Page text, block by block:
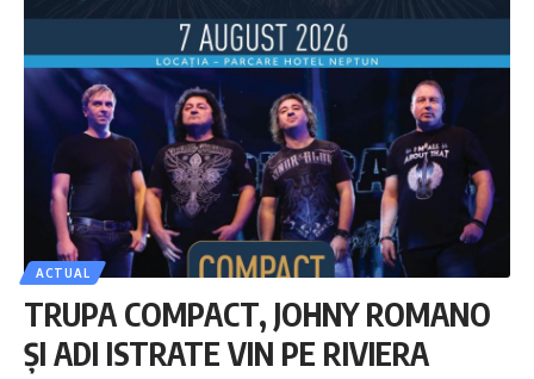
ACTUAL
TRUPA COMPACT, JOHNY ROMANO
ȘI ADI ISTRATE VIN PE RIVIERA